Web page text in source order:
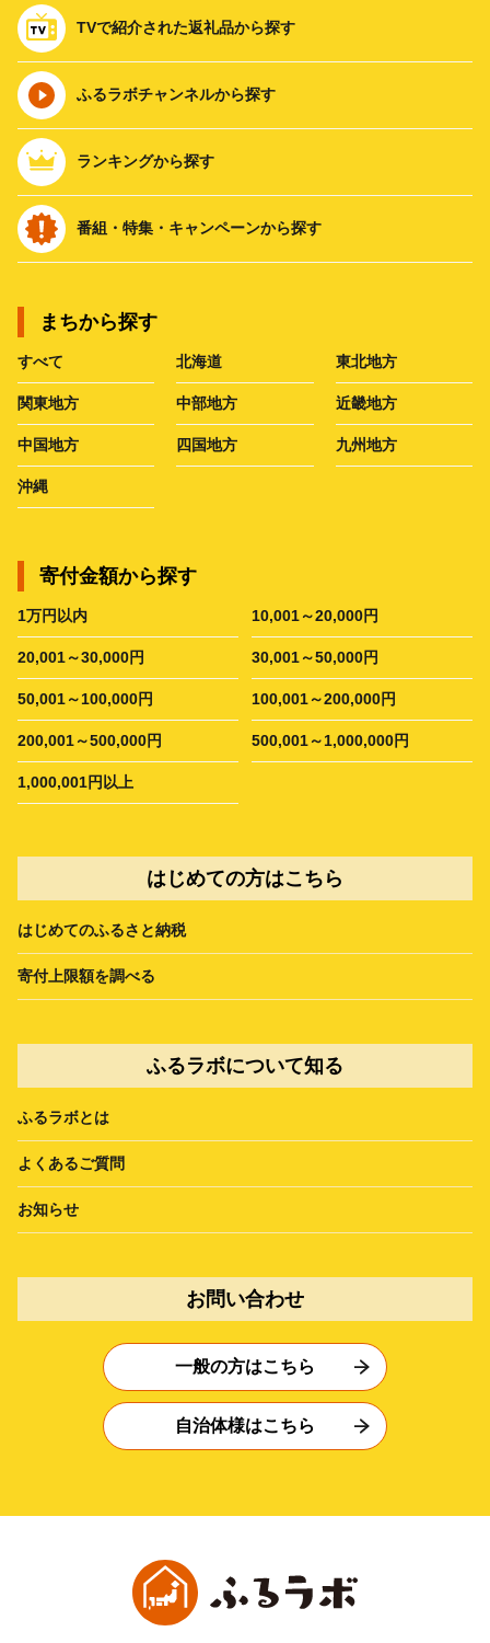
TVで紹介された返礼品から探す
ふるラボチャンネルから探す
ランキングから探す
番組・特集・キャンペーンから探す
まちから探す
すべて 北海道 東北地方
関東地方 中部地方 近畿地方
中国地方 四国地方 九州地方
沖縄
寄付金額から探す
1万円以内 10,001～20,000円
20,001～30,000円 30,001～50,000円
50,001～100,000円 100,001～200,000円
200,001～500,000円 500,001～1,000,000円
1,000,001円以上
はじめての方はこちら
はじめてのふるさと納税
寄付上限額を調べる
ふるラボについて知る
ふるラボとは
よくあるご質問
お知らせ
お問い合わせ
一般の方はこちら
自治体様はこちら